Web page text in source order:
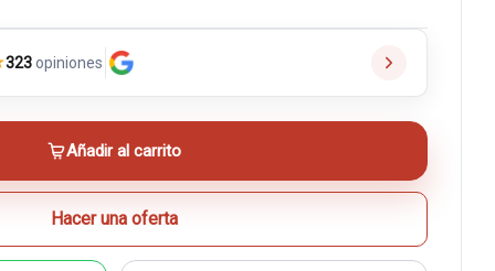
323opiniones
Añadir al carrito
Hacer una oferta